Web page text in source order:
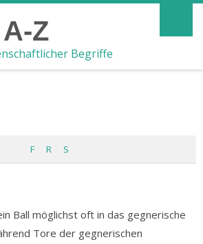
Z
Begriffe
F R S
Ball möglichst oft in das gegnerische
Tore der gegnerischen